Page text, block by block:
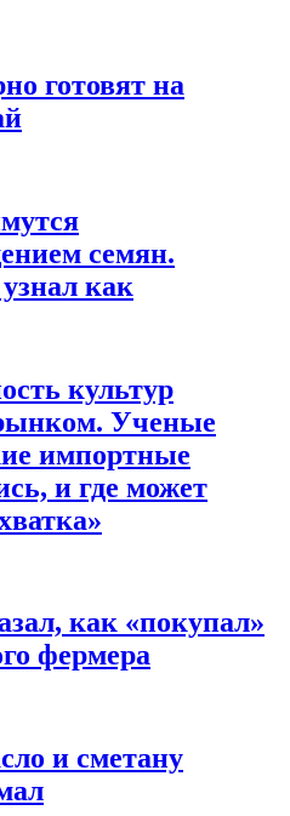
готовят на
семян.
как
культур
Ученые
импортные
и где может
как «покупал»
фермера
и сметану